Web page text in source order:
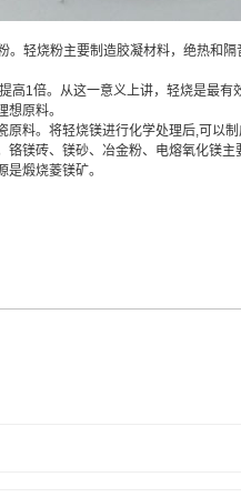
轻烧粉主要制造胶凝材料，绝热和隔
1倍。从这一意义上讲，轻烧是最有
原料。
料。将轻烧镁进行化学处理后,可以
镁砖、镁砂、冶金粉、电熔氧化镁
煅烧菱镁矿。